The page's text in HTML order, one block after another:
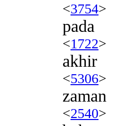
<3754>
pada
<1722>
akhir
<5306>
zaman
<2540>